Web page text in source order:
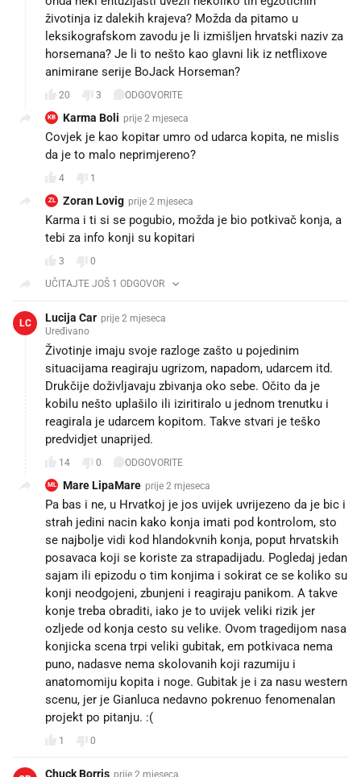
životinja iz dalekih krajeva? Možda da pitamo u
leksikografskom zavodu je li izmišljen hrvatski naziv za
horsemana? Je li to nešto kao glavni lik iz netflixove
animirane serije BoJack Horseman?
20 3 ODGOVORITE
KB Karma Boli prije 2 mjeseca
Covjek je kao kopitar umro od udarca kopita, ne mislis
da je to malo neprimjereno?
4 1
ZL Zoran Lovig prije 2 mjeseca
Karma i ti si se pogubio, možda je bio potkivač konja, a
tebi za info konji su kopitari
3
0
UČITAJTE JOŠ 1 ODGOVOR
LC Lucija Car prije 2 mjeseca
Uređivano
Životinje imaju svoje razloge zašto u pojedinim
situacijama reagiraju ugrizom, napadom, udarcem itd.
Drukčije doživljavaju zbivanja oko sebe. Očito da je
kobilu nešto uplašilo ili iziritiralo u jednom trenutku i
reagirala je udarcem kopitom. Takve stvari je teško
predvidjet unaprijed.
14 0 ODGOVORITE
ML Mare LipaMare prije 2 mjeseca
Pa bas i ne, u Hrvatkoj je jos uvijek uvrijezeno da je bic i
strah jedini nacin kako konja imati pod kontrolom, sto
se najbolje vidi kod hlandokvnih konja, poput hrvatskih
posavaca koji se koriste za strapadijadu. Pogledaj jedan
sajam ili epizodu o tim konjima i sokirat ce se koliko su
konji neodgojeni, zbunjeni i reagiraju panikom. A takve
konje treba obraditi, iako je to uvijek veliki rizik jer
ozljede od konja cesto su velike. Ovom tragedijom nasa
konjicka scena trpi veliki gubitak, em potkivaca nema
puno, nadasve nema skolovanih koji razumiju i
anatomomiju kopita i noge. Gubitak je i za nasu western
scenu, jer je Gianluca nedavno pokrenuo fenomenalan
projekt po pitanju. :(
1 0
Chuck Borris prije 2 mjeseca